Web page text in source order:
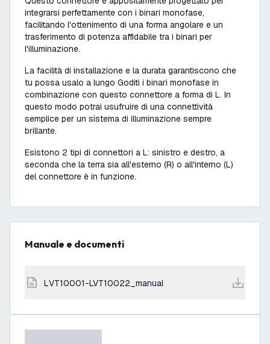
integrarsi perfettamente con i binari monofase,
facilitando l'ottenimento di una forma angolare e un
trasferimento di potenza affidabile tra i binari per
l'illuminazione.
La facilità di installazione e la durata garantiscono che
tu possa usalo a lungo Goditi i binari monofase in
combinazione con questo connettore a forma di L. In
questo modo potrai usufruire di una connettività
semplice per un sistema di illuminazione sempre
brillante.
Esistono 2 tipi di connettori a L: sinistro e destro, a
seconda che la terra sia all'esterno (R) o all'interno (L)
del connettore è in funzione.
Manuale e documenti
LVT10001-LVT10022_manual